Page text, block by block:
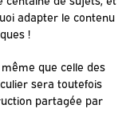
adapter le contenu
!
que celle des
sera toutefois
partagée par